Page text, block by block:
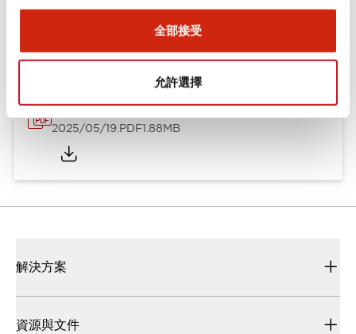
全部接受
允許選擇
2025/05/19.PDF1.88MB
解決方案
資源與文件